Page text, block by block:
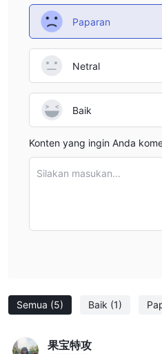
perdagangan canggih yang
10.000+ aplikasi perdagangan
metatrader yang dapat
meningkatkan kinerjanya.
seluler yang tepat, termasuk
dapat berdagang dari mana saja
dan mt5.
Dukungan Pelanggan
Midas' dukungan pelanggan
backoffice@mdsforex.com.
mungkin kehilangan semua
tidak cocok untuk semua trader
bahwa informasi yang
Semua (5) Baik (1)
果宝特攻
Paparan
Netral
Baik
Konten yang ingin Anda
Silakan masukan...